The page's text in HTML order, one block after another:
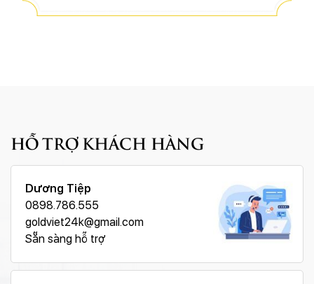
HỖ TRỢ KHÁCH HÀNG
Dương Tiệp
0898.786.555
goldviet24k@gmail.com
Sẵn sàng hỗ trợ